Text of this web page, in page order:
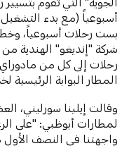
أسبوعياً (مع بدء
بست رحلات أسبوعياً،
شركة "إنديغو" الهندية من
رحلات إلى كل من مادوراي
المطار البوابة الرئيسية
وقالت إيلينا سورليني،
لمطارات أبوظبي: "على
واجهتنا في النصف الأول